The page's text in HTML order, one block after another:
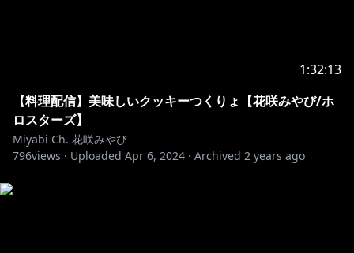
Release！★
https://cover.lnk.to/kaikasengen
1:32:13
【料理配信】美味しいクッキーつくりょ【花咲みやび/ホ
ロスターズ】
Miyabi Ch. 花咲みやび
796views · Uploaded Apr 6, 2024 · Archived 2 years ago